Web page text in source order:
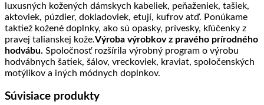
luxusných kožených dámskych kabeliek, peňaženiek, tašiek,
aktoviek, púzdier, dokladoviek, etují, kufrov atď. Ponúkame
taktiež kožené doplnky, ako sú opasky, prívesky, kľúčenky z
pravej talianskej kože.Výroba výrobkov z pravého prírodného
hodvábu. Spoločnosť rozšírila výrobný program o výrobu
hodvábnych šatiek, šálov, vreckoviek, kraviat, spoločenských
motýlikov a iných módnych doplnkov.
Súvisiace produkty